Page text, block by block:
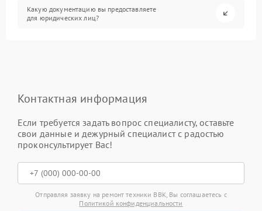
Какую документацию вы предоставляете
для юридических лиц?
Контактная информация
Если требуется задать вопрос специалисту, оставьте
свои данные и дежурный специалист с радостью
проконсультирует Вас!
Отправляя заявку на ремонт техники BBK, Вы соглашаетесь с
Политикой конфиденциальности